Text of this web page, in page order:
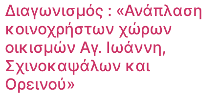
Διαγωνισμός : «Ανάπλαση
κοινοχρήστων χώρων
οικισμών Αγ. Ιωάννη,
Σχινοκαψάλων και
Ορεινού»